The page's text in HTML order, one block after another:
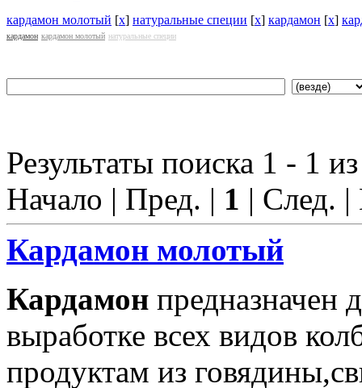
кардамон молотый [x] натуральные специи [x] кардамон [x]
кардамон кардамон молотый натуральные специи
Результаты поиска 1 - 1
Начало | Пред. | 1 | След.
Кардамон молотый
Кардамон предназначен
выработке всех видов
продуктам из